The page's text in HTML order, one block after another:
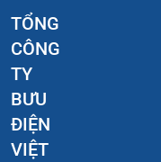
TỔNG
CÔNG
TY
BƯU
ĐIỆN
VIỆT